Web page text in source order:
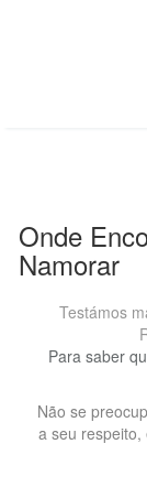
Onde
Namorar
Testámos
Para saber
Não se
a seu respeito,